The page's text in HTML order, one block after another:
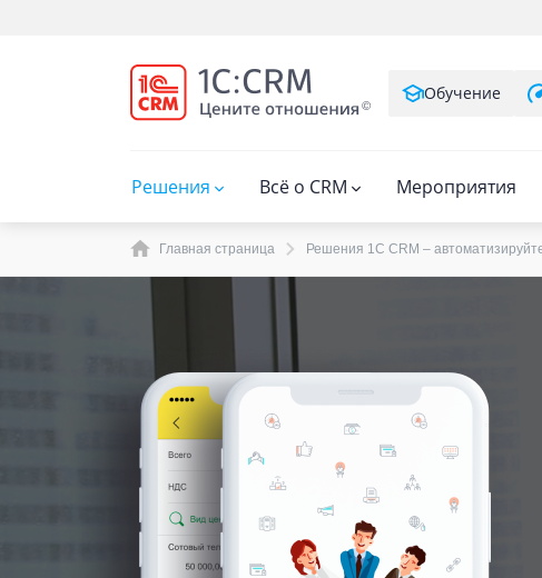
Обучение
Решения Всё о CRM Мероприятия
Главная страница Решения 1C CRM –